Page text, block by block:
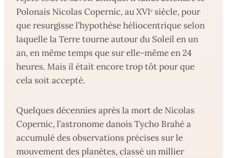
Polonais Nicolas Copernic, au XVIᵉ siècle, pour
que resurgisse l’hypothèse héliocentrique selon
laquelle la Terre tourne autour du Soleil en un
an, en même temps que sur elle-même en 24
heures. Mais il était encore trop tôt pour que
cela soit accepté.
Quelques décennies après la mort de Nicolas
Copernic, l’astronome danois Tycho Brahé a
accumulé des observations précises sur le
mouvement des planètes, classé un millier